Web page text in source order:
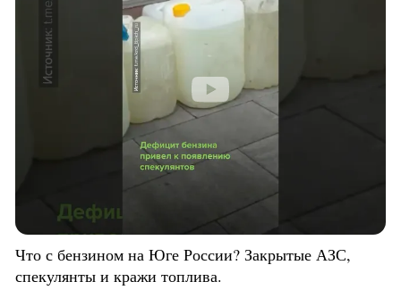
Что с бензином на Юге России? Закрытые АЗС,
спекулянты и кражи топлива.